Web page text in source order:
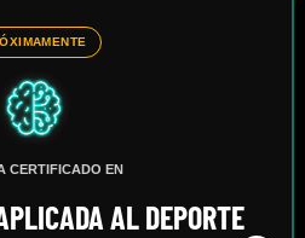
CERTIFICADO EN
AL DEPORTE